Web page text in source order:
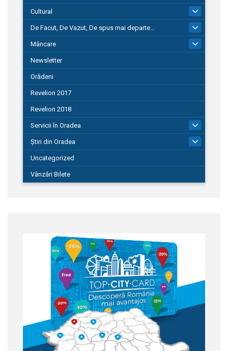
Cultural
De Facut, De Vazut, De spus mai departe…
580
Mâncare
Newsletter
Orădeni
Revelion 2017
Revelion 2018
Servicii în Oradea
Știri din Oradea
Uncategorized
Vânzări Bilete